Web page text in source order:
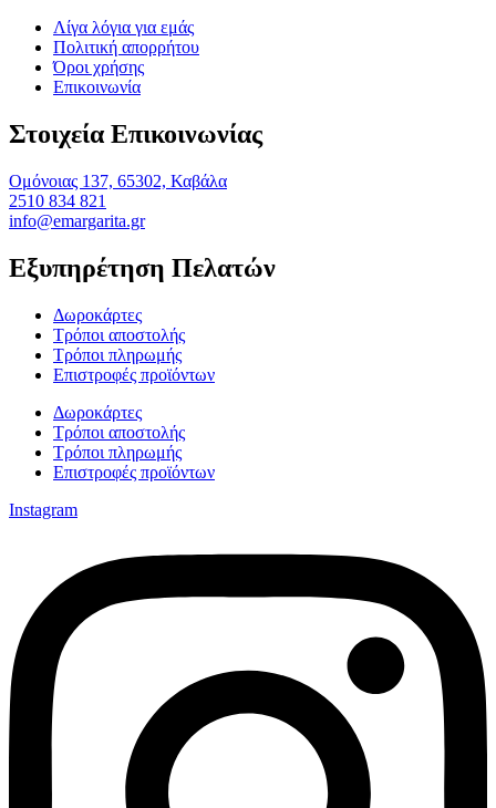
Λίγα λόγια για εμάς
Πολιτική απορρήτου
Όροι χρήσης
Επικοινωνία
Στοιχεία Επικοινωνίας
Ομόνοιας 137, 65302, Καβάλα
2510 834 821
info@emargarita.gr
Εξυπηρέτηση Πελατών
Δωροκάρτες
Τρόποι αποστολής
Τρόποι πληρωμής
Επιστροφές προϊόντων
Δωροκάρτες
Τρόποι αποστολής
Τρόποι πληρωμής
Επιστροφές προϊόντων
Instagram